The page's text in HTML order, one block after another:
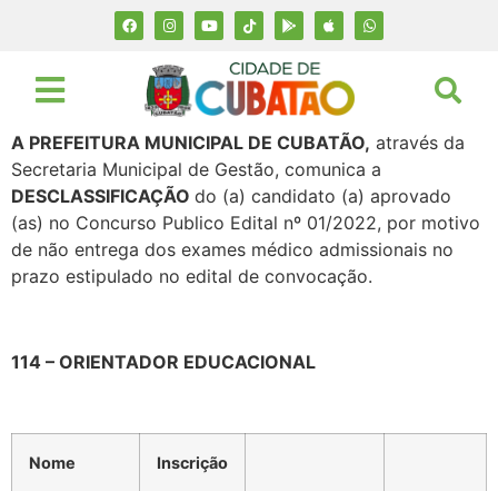
A PREFEITURA MUNICIPAL DE CUBATÃO, através da
Secretaria Municipal de Gestão, comunica a
DESCLASSIFICAÇÃO do (a) candidato (a) aprovado
(as) no Concurso Publico Edital nº 01/2022, por motivo
de não entrega dos exames médico admissionais no
prazo estipulado no edital de convocação.
114 – ORIENTADOR EDUCACIONAL
Nome Inscrição